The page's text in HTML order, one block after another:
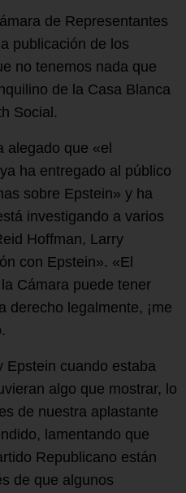
de Representantes
publicación de los
no tenemos nada que
de la Casa Blanca
Social.
alegado que «el
ha entregado al público
sobre Epstein» y ha
investigando a varios
Hoffman, Larry
con Epstein». «El
Cámara puede tener
derecho legalmente, ¡me
Epstein cuando estaba
algo que mostrar, lo
de nuestra aplastante
lamentando que
Republicano están
de que algunos